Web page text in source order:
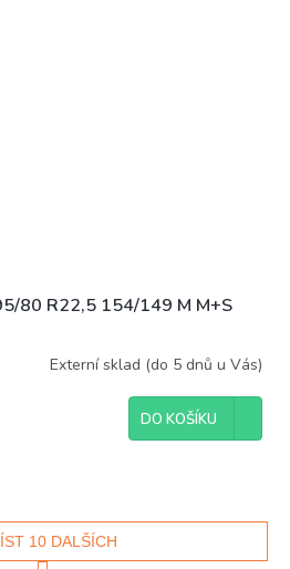
80 R22,5 154/149 M M+S
Externí sklad (do 5 dnů u Vás)
DO KOŠÍKU
10 DALŠÍCH